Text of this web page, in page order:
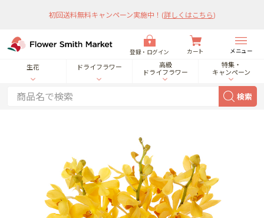
初回送料無料キャンペーン実施中！ (詳しくはこちら)
登録・ログイン カート メニュー
生花 ドライフラワー
高級
ドライフラワー
特集・
キャンペーン
検索